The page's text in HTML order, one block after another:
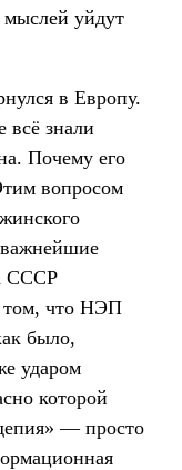
уйдут
в Европу.
всё знали
Почему его
вопросом
СССР
том, что НЭП
было,
ударом
которой
— просто